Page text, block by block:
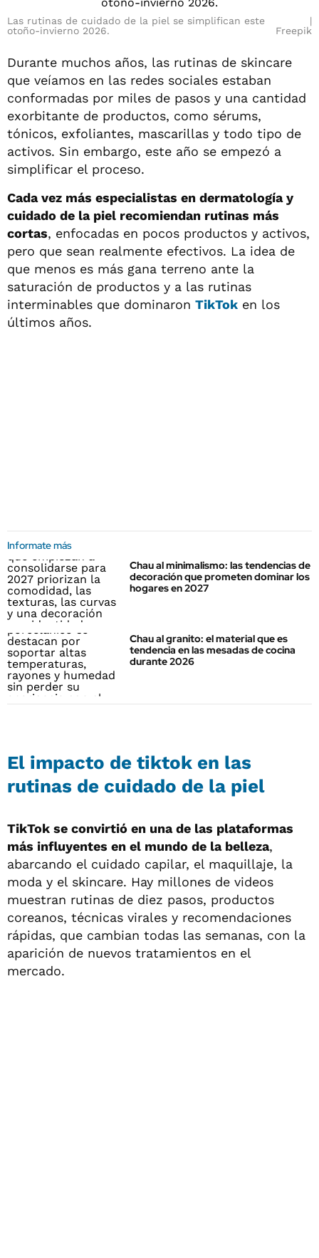
Las rutinas de cuidado de la piel se simplifican este
otoño-invierno 2026.
Freepik
Durante muchos años, las rutinas de skincare
que veíamos en las redes sociales estaban
conformadas por miles de pasos y una cantidad
exorbitante de productos, como sérums,
tónicos, exfoliantes, mascarillas y todo tipo de
activos. Sin embargo, este año se empezó a
simplificar el proceso.
Cada vez más especialistas en dermatología y
cuidado de la piel recomiendan rutinas más
cortas, enfocadas en pocos productos y activos,
pero que sean realmente efectivos. La idea de
que menos es más gana terreno ante la
saturación de productos y a las rutinas
interminables que dominaron TikTok en los
últimos años.
Informate más
Chau al minimalismo: las tendencias de
decoración que prometen dominar los
hogares en 2027
Chau al granito: el material que es
tendencia en las mesadas de cocina
durante 2026
El impacto de tiktok en las
rutinas de cuidado de la piel
TikTok se convirtió en una de las plataformas
más influyentes en el mundo de la belleza,
abarcando el cuidado capilar, el maquillaje, la
moda y el skincare. Hay millones de videos
muestran rutinas de diez pasos, productos
coreanos, técnicas virales y recomendaciones
rápidas, que cambian todas las semanas, con la
aparición de nuevos tratamientos en el
mercado.